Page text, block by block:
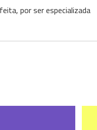
por ser especializada